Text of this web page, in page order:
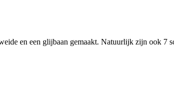
en een glijbaan gemaakt. Natuurlijk zijn ook 7